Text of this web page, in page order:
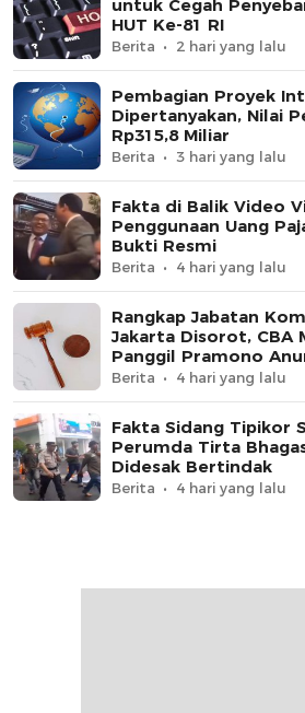
untuk Cegah
HUT Ke-81 RI
Berita 2 hari yang lalu
Pembagian Proyek
Dipertanyakan, Nilai
Rp315,8 Miliar
Berita 3 hari yang lalu
Fakta di Balik Video
Penggunaan Uang
Bukti Resmi
Berita 4 hari yang lalu
Rangkap Jabatan
Jakarta Disorot, CBA
Panggil Pramono
Berita 4 hari yang lalu
Fakta Sidang Tipikor
Perumda Tirta
Didesak Bertindak
Berita 4 hari yang lalu